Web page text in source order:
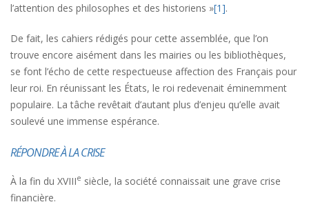
l’attention des philosophes et des historiens »[1].
De fait, les cahiers rédigés pour cette assemblée, que l’on
trouve encore aisément dans les mairies ou les bibliothèques,
se font l’écho de cette respectueuse affection des Français pour
leur roi. En réunissant les États, le roi redevenait éminemment
populaire. La tâche revêtait d’autant plus d’enjeu qu’elle avait
soulevé une immense espérance.
RÉPONDRE À LA CRISE
À la fin du XVIIIe siècle, la société connaissait une grave crise
financière.